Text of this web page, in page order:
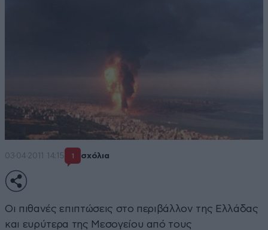
03·04·2011 14:15 1 σχόλια
Οι πιθανές επιπτώσεις στο περιβάλλον της Ελλάδας
και ευρύτερα της Μεσογείου από τους